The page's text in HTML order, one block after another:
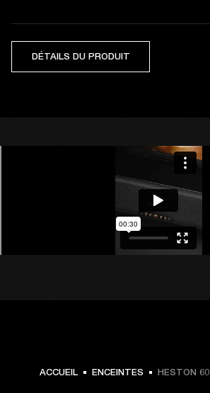
€ 599 -
DÉTAILS DU PRODUIT
ACCUEIL ENCEINTES HESTON 60